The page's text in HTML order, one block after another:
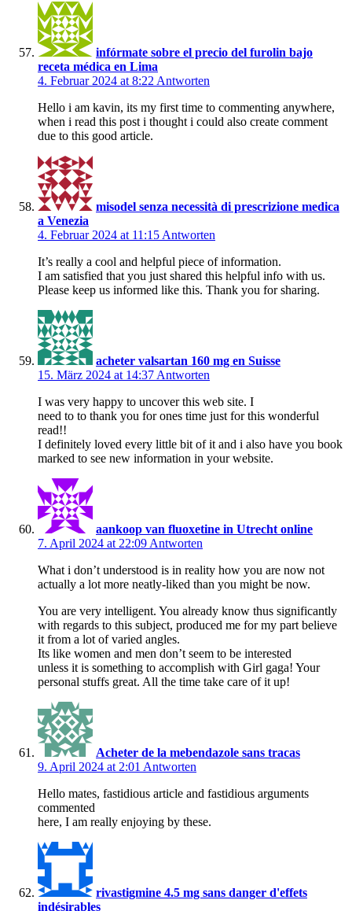
infórmate sobre el precio del furolin bajo
receta médica en Lima
4. Februar 2024 at 8:22 Antworten
Hello i am kavin, its my first time to commenting anywhere,
when i read this post i thought i could also create comment
due to this good article.
misodel senza necessità di prescrizione medica
a Venezia
4. Februar 2024 at 11:15 Antworten
It’s really a cool and helpful piece of information.
I am satisfied that you just shared this helpful info with us.
Please keep us informed like this. Thank you for sharing.
acheter valsartan 160 mg en Suisse
15. März 2024 at 14:37 Antworten
I was very happy to uncover this web site. I
need to to thank you for ones time just for this wonderful
read!!
I definitely loved every little bit of it and i also have you book
marked to see new information in your website.
aankoop van fluoxetine in Utrecht online
7. April 2024 at 22:09 Antworten
What i don’t understood is in reality how you are now not
actually a lot more neatly-liked than you might be now.
You are very intelligent. You already know thus significantly
with regards to this subject, produced me for my part believe
it from a lot of varied angles.
Its like women and men don’t seem to be interested
unless it is something to accomplish with Girl gaga! Your
personal stuffs great. All the time take care of it up!
Acheter de la mebendazole sans tracas
9. April 2024 at 2:01 Antworten
Hello mates, fastidious article and fastidious arguments
commented
here, I am really enjoying by these.
rivastigmine 4.5 mg sans danger d'effets
indésirables